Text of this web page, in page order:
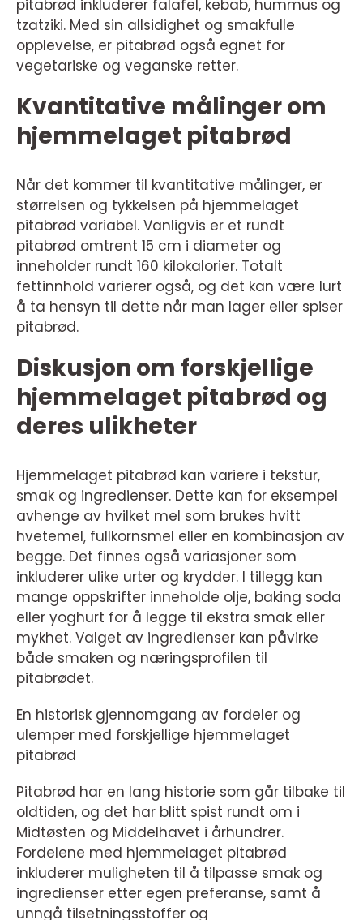
pitabrød inkluderer falafel, kebab, hummus og
tzatziki. Med sin allsidighet og smakfulle
opplevelse, er pitabrød også egnet for
vegetariske og veganske retter.
Kvantitative målinger om
hjemmelaget pitabrød
Når det kommer til kvantitative målinger, er
størrelsen og tykkelsen på hjemmelaget
pitabrød variabel. Vanligvis er et rundt
pitabrød omtrent 15 cm i diameter og
inneholder rundt 160 kilokalorier. Totalt
fettinnhold varierer også, og det kan være lurt
å ta hensyn til dette når man lager eller spiser
pitabrød.
Diskusjon om forskjellige
hjemmelaget pitabrød og
deres ulikheter
Hjemmelaget pitabrød kan variere i tekstur,
smak og ingredienser. Dette kan for eksempel
avhenge av hvilket mel som brukes hvitt
hvetemel, fullkornsmel eller en kombinasjon av
begge. Det finnes også variasjoner som
inkluderer ulike urter og krydder. I tillegg kan
mange oppskrifter inneholde olje, baking soda
eller yoghurt for å legge til ekstra smak eller
mykhet. Valget av ingredienser kan påvirke
både smaken og næringsprofilen til
pitabrødet.
En historisk gjennomgang av fordeler og
ulemper med forskjellige hjemmelaget
pitabrød
Pitabrød har en lang historie som går tilbake til
oldtiden, og det har blitt spist rundt om i
Midtøsten og Middelhavet i århundrer.
Fordelene med hjemmelaget pitabrød
inkluderer muligheten til å tilpasse smak og
ingredienser etter egen preferanse, samt å
unngå tilsetningsstoffer og